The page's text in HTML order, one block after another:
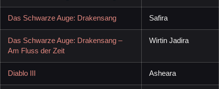
Das Schwarze Auge: Drakensang Safira
Das Schwarze Auge: Drakensang –
Am Fluss der Zeit
Wirtin Jadira
Diablo III Asheara